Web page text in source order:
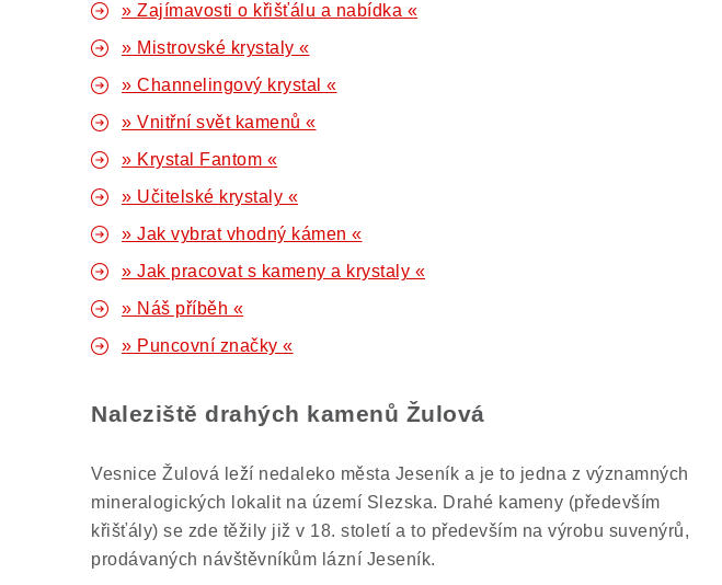
» Zajímavosti o křišťálu a nabídka «
» Mistrovské krystaly «
» Channelingový krystal «
» Vnitřní svět kamenů «
» Krystal Fantom «
» Učitelské krystaly «
» Jak vybrat vhodný kámen «
» Jak pracovat s kameny a krystaly «
» Náš příběh «
» Puncovní značky «
Naleziště drahých kamenů Žulová
Vesnice Žulová leží nedaleko města Jeseník a je to jedna z významných
mineralogických lokalit na území Slezska. Drahé kameny (především
křišťály) se zde těžily již v 18. století a to především na výrobu suvenýrů,
prodávaných návštěvníkům lázní Jeseník.